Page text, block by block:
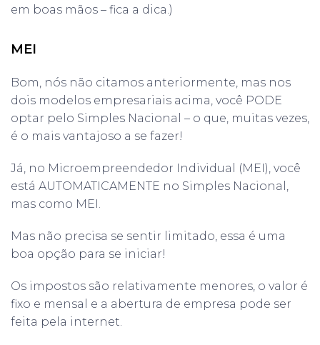
em boas mãos – fica a dica.)
MEI
Bom, nós não citamos anteriormente, mas nos
dois modelos empresariais acima, você PODE
optar pelo Simples Nacional – o que, muitas vezes,
é o mais vantajoso a se fazer!
Já, no Microempreendedor Individual (MEI), você
está AUTOMATICAMENTE no Simples Nacional,
mas como MEI.
Mas não precisa se sentir limitado, essa é uma
boa opção para se iniciar!
Os impostos são relativamente menores, o valor é
fixo e mensal e a abertura de empresa pode ser
feita pela internet.